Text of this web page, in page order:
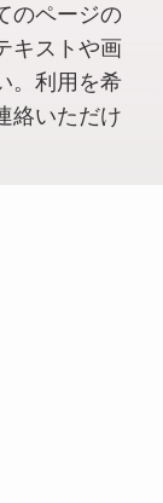
のページの
キストや画
。利用を希
絡いただけ